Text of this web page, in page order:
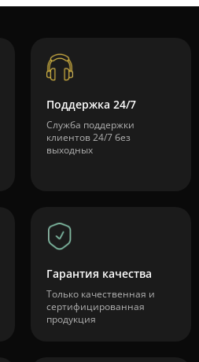
Поддержка 24/7
Служба поддержки
клиентов 24/7 без
выходных
Гарантия качества
Только качественная и
сертифицированная
продукция